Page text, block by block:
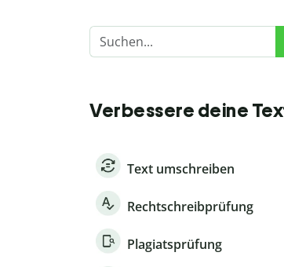
Verbessere deine
Text umschreiben
Rechtschreibprüfung
Plagiatsprüfung